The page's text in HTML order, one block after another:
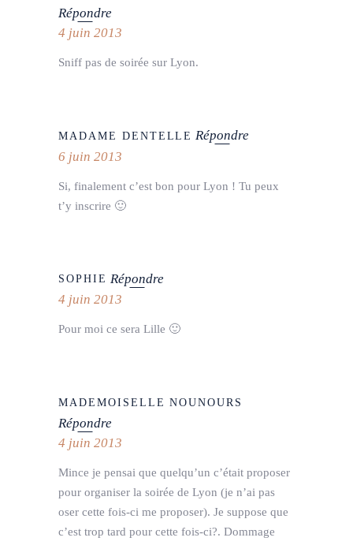
Répondre
4 juin 2013
Sniff pas de soirée sur Lyon.
MADAME DENTELLE Répondre
6 juin 2013
Si, finalement c’est bon pour Lyon ! Tu peux
t’y inscrire 🙂
SOPHIE Répondre
4 juin 2013
Pour moi ce sera Lille 🙂
MADEMOISELLE NOUNOURS
Répondre
4 juin 2013
Mince je pensai que quelqu’un c’était proposer
pour organiser la soirée de Lyon (je n’ai pas
oser cette fois-ci me proposer). Je suppose que
c’est trop tard pour cette fois-ci?. Dommage